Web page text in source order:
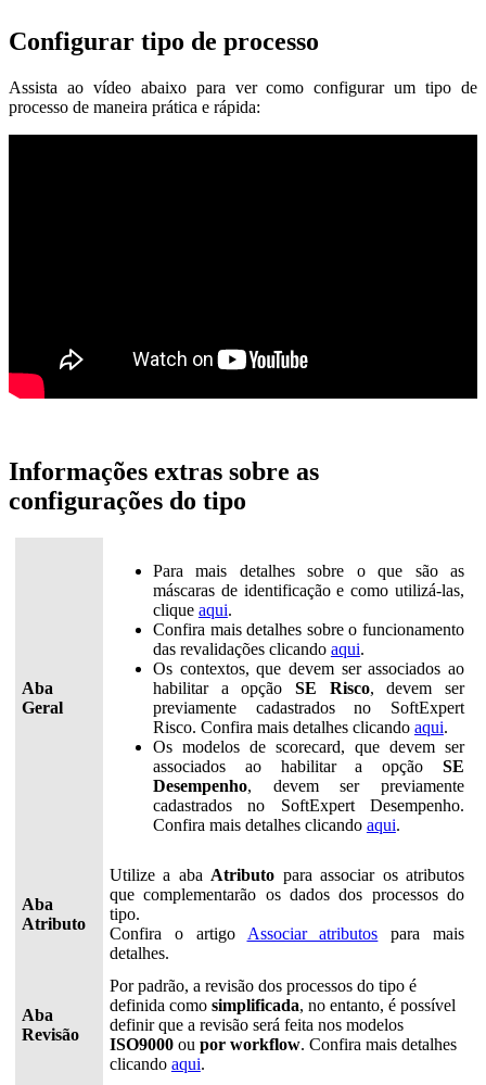
Configurar tipo de processo
Assista ao vídeo abaixo para ver como configurar um tipo de
processo de maneira prática e rápida:
Informações extras sobre as
configurações do tipo
Aba
Geral
Para mais detalhes sobre o que são as
máscaras de identificação e como utilizá-las,
clique aqui.
Confira mais detalhes sobre o funcionamento
das revalidações clicando aqui.
Os contextos, que devem ser associados ao
habilitar a opção SE Risco, devem ser
previamente cadastrados no SoftExpert
Risco. Confira mais detalhes clicando aqui.
Os modelos de scorecard, que devem ser
associados ao habilitar a opçãoSE
Desempenho, devem ser previamente
cadastrados no SoftExpert Desempenho.
Confira mais detalhes clicando aqui.
Aba
Atributo
Utilize a aba Atributo para associar os atributos
que complementarão os dados dos processos do
tipo.
Confira o artigo Associar atributos para mais
detalhes.
Aba
Revisão
Por padrão, a revisão dos processos do tipo é
definida como simplificada, no entanto, é possível
definir que a revisão será feita nos modelos
ISO9000ou por workflow. Confira mais detalhes
clicando aqui.